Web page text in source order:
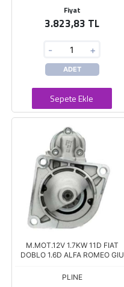
Fiyat
3.823,83 TL
- +
ADET
Sepete Ekle
M.MOT.12V 1.7KW 11D FIAT
DOBLO 1.6D ALFA ROMEO GIU
PLINE